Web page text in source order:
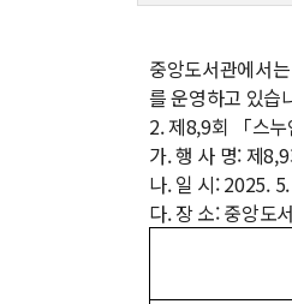
중앙도서관에서
를 운영하고 있습
2. 제8,9회 「스
가. 행 사 명: 제
나. 일 시: 2025.
다. 장 소: 중앙도